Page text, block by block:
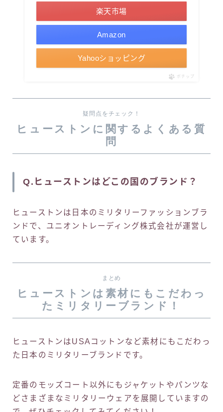
Amazon
楽天市場
Yahooショッピング
ポチップ
疑問点をチェック！
ヒューストンに関するよくある質
問
Q.ヒューストンはどこの国のブランド？
ヒューストンは日本のミリタリーファッションブラ
ンドで、ユニオントレーディング株式会社が運営し
ています。
まとめ
ヒューストンは素材にもこだわっ
たミリタリーブランド！
ヒューストンはUSAコットンなど素材にもこだわっ
た日本のミリタリーブランドです。
定番のモッズコート以外にもジャケットやパンツな
どさまざまなミリタリーウェアを展開していますの